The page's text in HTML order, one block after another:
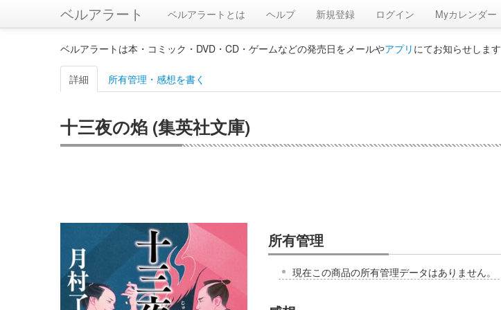
ベルアラート ベルアラートとは ヘルプ 新規登録 ログイン Myカレンダー
ベルアラートは本・コミック・DVD・CD・ゲームなどの発売日をメールやアプリ にてお知らせします
詳細 所有管理・感想を書く
十三夜の焰 (集英社文庫)
所有管理
現在この商品の所有管理データはありません。